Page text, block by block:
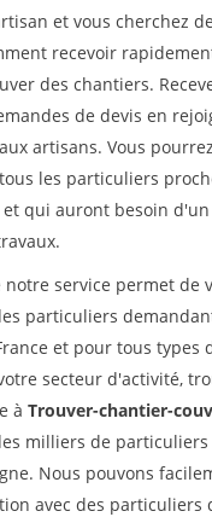
et vous cherchez
recevoir
des chantiers.
de devis en
artisans. Vous
les particuliers
qui auront besoin
service permet de
particuliers
et pour tous types
secteur d'activité,
à Trouver-chantier-
milliers de
Nous pouvons
avec des particuliers